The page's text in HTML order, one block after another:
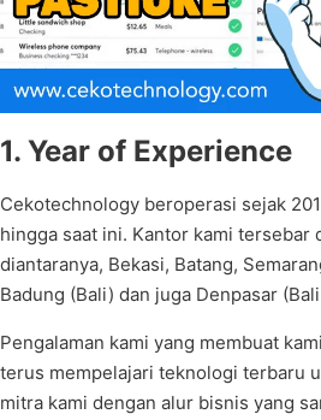
1. Year of Experience
Cekotechnology beroperasi sejak
hingga saat ini. Kantor kami tersebar
diantaranya, Bekasi, Batang,
Badung (Bali) dan juga Denpasar
Pengalaman kami yang membuat
terus mempelajari teknologi terbaru
mitra kami dengan alur bisnis yang